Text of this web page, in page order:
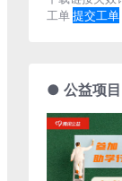
工单提交工单
● 公益项目